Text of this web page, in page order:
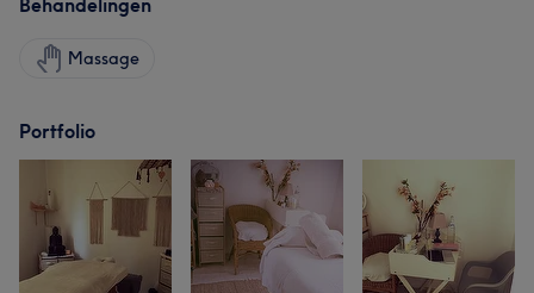
Behandelingen
Massage
Portfolio